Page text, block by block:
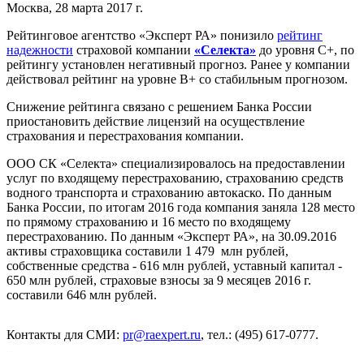
Москва, 28 марта 2017 г.
Рейтинговое агентство «Эксперт РА» понизило рейтинг
надежности страховой компании «Селекта» до уровня С+, по
рейтингу установлен негативный прогноз. Ранее у компании
действовал рейтинг на уровне В+ со стабильным прогнозом.
Снижение рейтинга связано с решением Банка России
приостановить действие лицензий на осуществление
страхования и перестрахования компании.
ООО СК «Селекта» специализировалось на предоставлении
услуг по входящему перестрахованию, страхованию средств
водного транспорта и страхованию автокаско. По данным
Банка России, по итогам 2016 года компания заняла 128 место
по прямому страхованию и 16 место по входящему
перестрахованию. По данным «Эксперт РА», на 30.09.2016
активы страховщика составили 1 479 млн рублей,
собственные средства - 616 млн рублей, уставный капитал -
650 млн рублей, страховые взносы за 9 месяцев 2016 г.
составили 646 млн рублей.
Контакты для СМИ: pr@raexpert.ru, тел.: (495) 617-0777.